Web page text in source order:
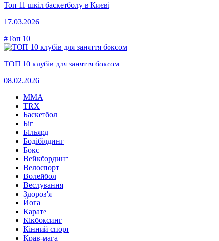
Топ 11 шкіл баскетболу в Києві
17.03.2026
#Топ 10
ТОП 10 клубів для заняття боксом
08.02.2026
MMA
TRX
Баскетбол
Біг
Більярд
Бодібілдинг
Бокс
Вейкбординг
Велоспорт
Волейбол
Веслування
Здоров'я
Йога
Карате
Кікбоксинг
Кінний спорт
Крав-мага